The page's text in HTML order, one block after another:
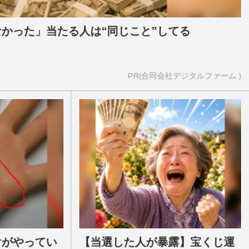
フジテレビの新ドラマ『夫婦別姓刑事』の
かった」当たる人は“同じこと”してる
PR(合同会社デジタルファーム )
やってい
【当選した人が暴露】宝くじ運